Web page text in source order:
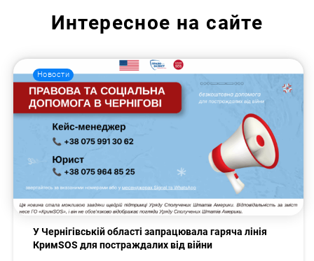
Интересное на сайте
Новости
У Чернігівській області запрацювала гаряча лінія
КримSOS для постраждалих від війни